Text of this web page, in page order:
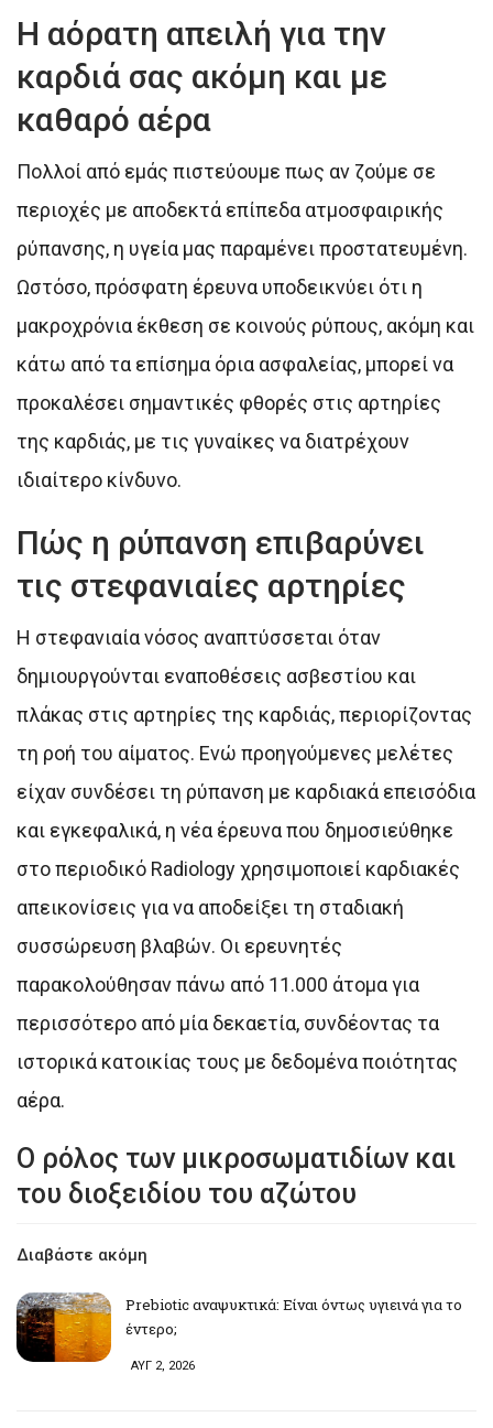
Η αόρατη απειλή για την
καρδιά σας ακόμη και με
καθαρό αέρα
Πολλοί από εμάς πιστεύουμε πως αν ζούμε σε
περιοχές με αποδεκτά επίπεδα ατμοσφαιρικής
ρύπανσης, η υγεία μας παραμένει προστατευμένη.
Ωστόσο, πρόσφατη έρευνα υποδεικνύει ότι η
μακροχρόνια έκθεση σε κοινούς ρύπους, ακόμη και
κάτω από τα επίσημα όρια ασφαλείας, μπορεί να
προκαλέσει σημαντικές φθορές στις αρτηρίες
της καρδιάς, με τις γυναίκες να διατρέχουν
ιδιαίτερο κίνδυνο.
Πώς η ρύπανση επιβαρύνει
τις στεφανιαίες αρτηρίες
Η στεφανιαία νόσος αναπτύσσεται όταν
δημιουργούνται εναποθέσεις ασβεστίου και
πλάκας στις αρτηρίες της καρδιάς, περιορίζοντας
τη ροή του αίματος. Ενώ προηγούμενες μελέτες
είχαν συνδέσει τη ρύπανση με καρδιακά επεισόδια
και εγκεφαλικά, η νέα έρευνα που δημοσιεύθηκε
στο περιοδικό Radiology χρησιμοποιεί καρδιακές
απεικονίσεις για να αποδείξει τη σταδιακή
συσσώρευση βλαβών. Οι ερευνητές
παρακολούθησαν πάνω από 11.000 άτομα για
περισσότερο από μία δεκαετία, συνδέοντας τα
ιστορικά κατοικίας τους με δεδομένα ποιότητας
αέρα.
Ο ρόλος των μικροσωματιδίων και
του διοξειδίου του αζώτου
Διαβάστε ακόμη
Prebiotic αναψυκτικά: Είναι όντως υγιεινά για το
έντερο;
ΑΥΓ 2, 2026